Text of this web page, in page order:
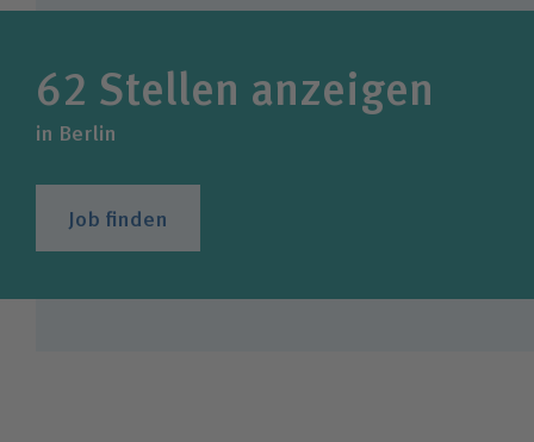
62 Stellen anzeigen
in Berlin
Job finden